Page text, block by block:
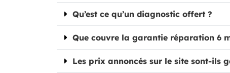
Qu’est ce qu’un diagnostic offert ?
Que couvre la garantie réparation 6
Les prix annoncés sur le site sont-ils